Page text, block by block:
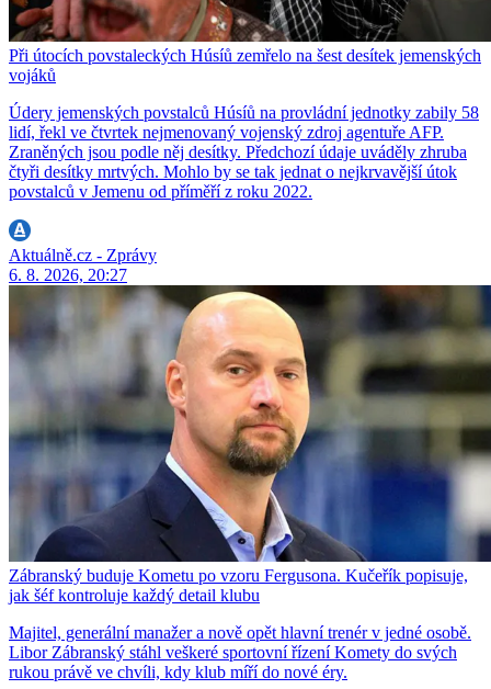
Při útocích povstaleckých Húsíů zemřelo na šest desítek jemenských
vojáků
Údery jemenských povstalců Húsíů na provládní jednotky zabily 58
lidí, řekl ve čtvrtek nejmenovaný vojenský zdroj agentuře AFP.
Zraněných jsou podle něj desítky. Předchozí údaje uváděly zhruba
čtyři desítky mrtvých. Mohlo by se tak jednat o nejkrvavější útok
povstalců v Jemenu od příměří z roku 2022.
Aktuálně.cz - Zprávy
6. 8. 2026, 20:27
Zábranský buduje Kometu po vzoru Fergusona. Kučeřík popisuje,
jak šéf kontroluje každý detail klubu
Majitel, generální manažer a nově opět hlavní trenér v jedné osobě.
Libor Zábranský stáhl veškeré sportovní řízení Komety do svých
rukou právě ve chvíli, kdy klub míří do nové éry.